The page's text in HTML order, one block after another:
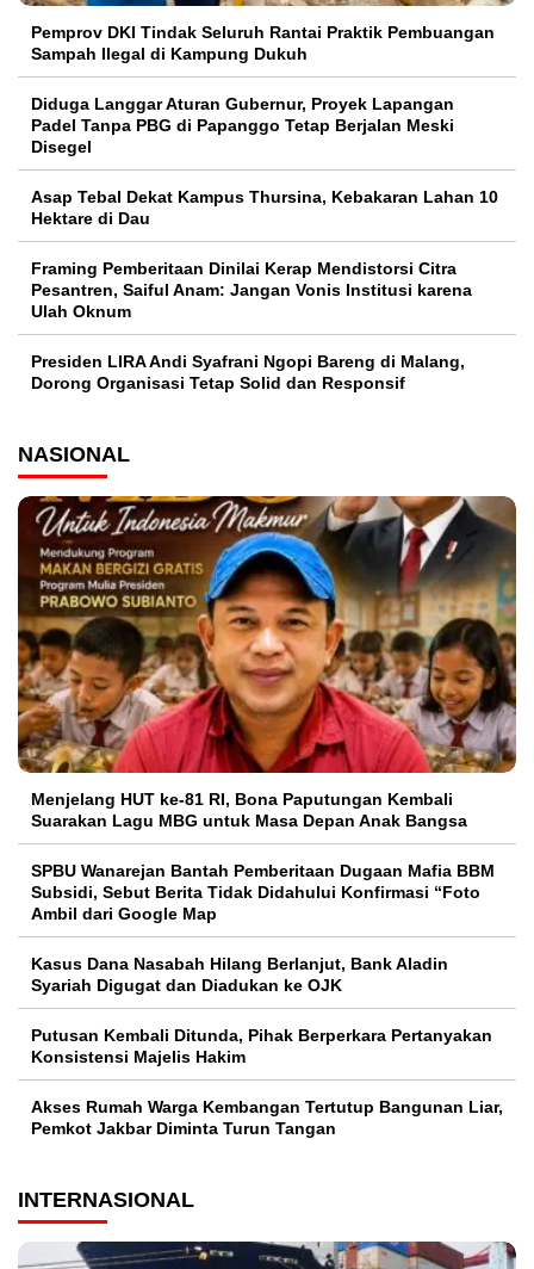
Pemprov DKI Tindak Seluruh Rantai Praktik Pembuangan
Sampah Ilegal di Kampung Dukuh
Diduga Langgar Aturan Gubernur, Proyek Lapangan
Padel Tanpa PBG di Papanggo Tetap Berjalan Meski
Disegel
Asap Tebal Dekat Kampus Thursina, Kebakaran Lahan 10
Hektare di Dau
Framing Pemberitaan Dinilai Kerap Mendistorsi Citra
Pesantren, Saiful Anam: Jangan Vonis Institusi karena
Ulah Oknum
Presiden LIRA Andi Syafrani Ngopi Bareng di Malang,
Dorong Organisasi Tetap Solid dan Responsif
NASIONAL
Menjelang HUT ke-81 RI, Bona Paputungan Kembali
Suarakan Lagu MBG untuk Masa Depan Anak Bangsa
SPBU Wanarejan Bantah Pemberitaan Dugaan Mafia BBM
Subsidi, Sebut Berita Tidak Didahului Konfirmasi “Foto
Ambil dari Google Map
Kasus Dana Nasabah Hilang Berlanjut, Bank Aladin
Syariah Digugat dan Diadukan ke OJK
Putusan Kembali Ditunda, Pihak Berperkara Pertanyakan
Konsistensi Majelis Hakim
Akses Rumah Warga Kembangan Tertutup Bangunan Liar,
Pemkot Jakbar Diminta Turun Tangan
INTERNASIONAL